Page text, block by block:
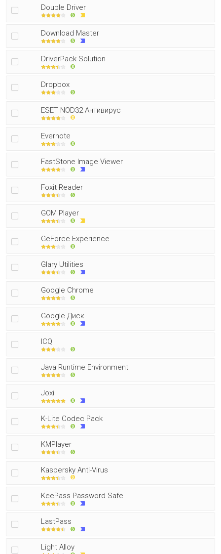
Double Driver
Download Master
DriverPack Solution
Dropbox
ESET NOD32 Антивирус
Evernote
FastStone Image Viewer
Foxit Reader
GOM Player
GeForce Experience
Glary Utilities
Google Chrome
Google Диск
ICQ
Java Runtime Environment
Joxi
K-Lite Codec Pack
KMPlayer
Kaspersky Anti-Virus
KeePass Password Safe
LastPass
Light Alloy